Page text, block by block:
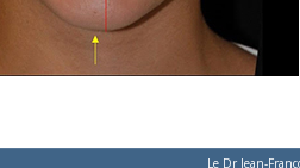
Le Dr Jean-